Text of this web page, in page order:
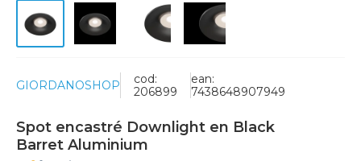
GIORDANOSHOP
cod:
206899
ean:
7438648907949
Spot encastré Downlight en Black
Barret Aluminium